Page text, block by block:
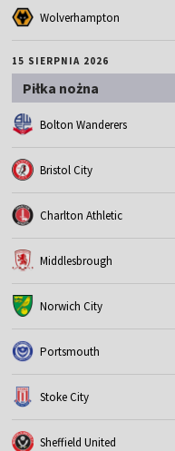
Wolverhampton
15 SIERPNIA 2026
Piłka nożna
Bolton Wanderers
Bristol City
Charlton Athletic
Middlesbrough
Norwich City
Portsmouth
Stoke City
Sheffield United